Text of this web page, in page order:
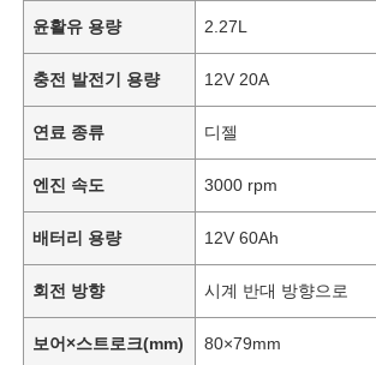
윤활유 용량 2.27L
충전 발전기 용량 12V 20A
연료 종류 디젤
엔진 속도 3000 rpm
배터리 용량 12V 60Ah
회전 방향 시계 반대 방향으로
보어×스트로크(mm) 80×79mm